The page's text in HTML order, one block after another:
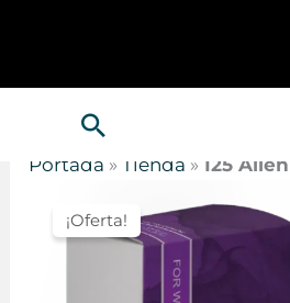
Buscar
Portada » Tienda » 125 Alien
¡Oferta!